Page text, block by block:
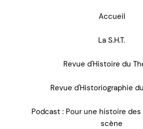
Accueil
La S.H.T.
Revue d'Histoire du
Revue d'Historiographie
Podcast : Pour une histoire
scène